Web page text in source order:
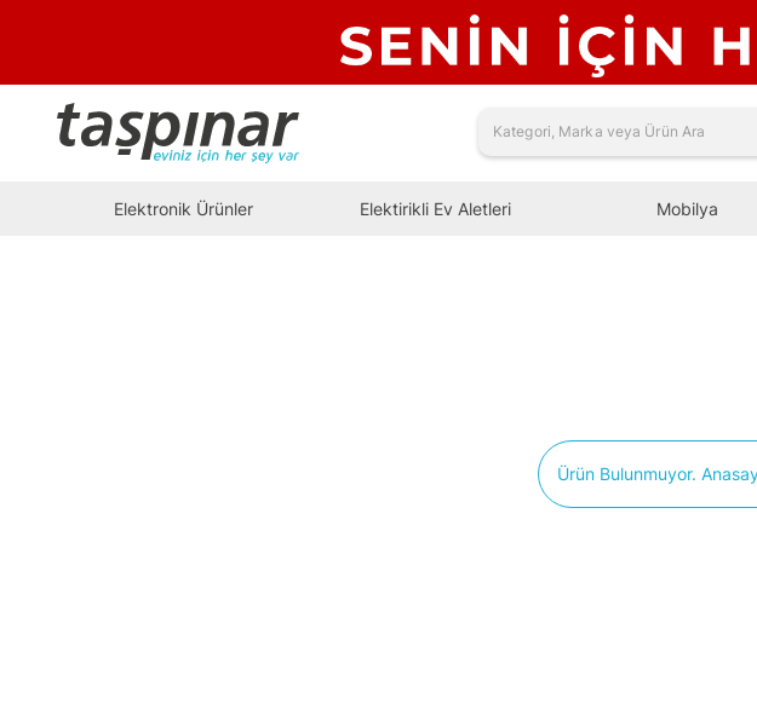
Elektronik Ürünler Elektirikli Ev Aletleri Mobilya
Ürün Bulunmuyor.